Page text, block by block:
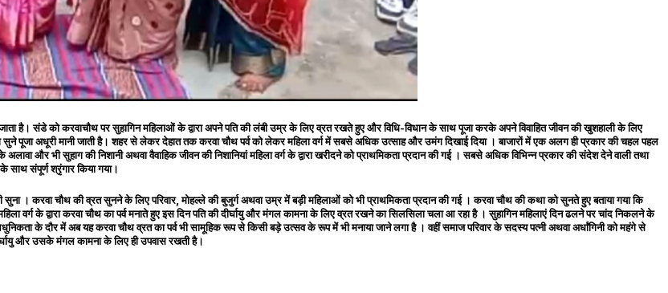
जाता है। संडे को करवाचौथ पर सुहागिन महिलाओं के द्वारा अपने पति की लंबी उम्र के लिए व्रत रखते हुए और विधि-विधान के साथ पूजा करके अपने विवाहित जीवन की खुशहाली के लिए
पूजा अधूरी मानी जाती है। शहर से लेकर देहात तक करवा चौथ पर्व को लेकर महिला वर्ग में सबसे अधिक उत्साह और उमंग दिखाई दिया । बाजारों में एक अलग ही प्रकार की चहल पहल
और भी सुहाग की निशानी अथवा वैवाहिक जीवन की निशानियां महिला वर्ग के द्वारा खरीदने को प्राथमिकता प्रदान की गई । सबसे अधिक विभिन्न प्रकार की संदेश देने वाली तथा
साथ संपूर्ण श्रृंगार किया गया।
। करवा चौथ की व्रत सुनने के लिए परिवार, मोहल्ले की बुजुर्ग अथवा उम्र में बड़ी महिलाओं को भी प्राथमिकता प्रदान की गई । करवा चौथ की कथा को सुनते हुए बताया गया कि
वर्ग के द्वारा करवा चौथ का पर्व मनाते हुए इस दिन पति की दीर्घायु और मंगल कामना के लिए व्रत रखने का सिलसिला चला आ रहा है । सुहागिन महिलाएं दिन ढलने पर चांद निकलने के
के दौर में अब यह करवा चौथ व्रत का पर्व भी सामूहिक रूप से किसी बड़े उत्सव के रूप में भी मनाया जाने लगा है । वहीं समाज परिवार के सदस्य पत्नी अथवा अर्धांगिनी को महंगे से
और उसके मंगल कामना के लिए ही उपवास रखती है।